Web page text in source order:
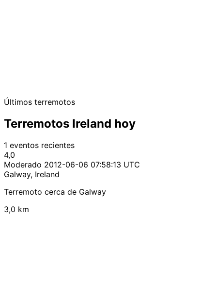
Últimos terremotos
Terremotos Ireland hoy
1 eventos recientes
4,0
Moderado 2012-06-06 07:58:13 UTC
Galway, Ireland
Terremoto cerca de Galway
3,0 km